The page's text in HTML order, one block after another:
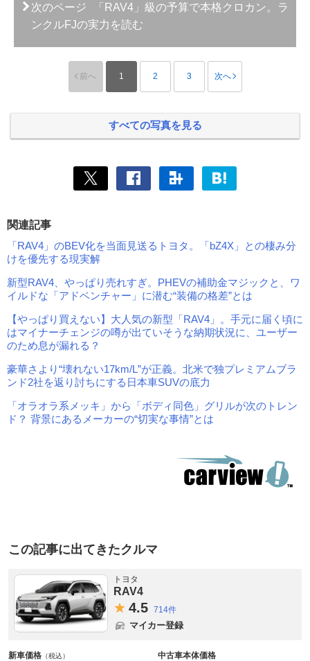
次のページ
「RAV4」級の予算で本格クロカン。ラ
ンクルFJの実力を読む
前へ 1 2 3 次へ
すべての写真を見る
関連記事
「RAV4」のBEV化を当面見送るトヨタ。「bZ4X」との棲み分
けを優先する現実解
新型RAV4、やっぱり売れすぎ。PHEVの補助金マジックと、ワ
イルドな「アドベンチャー」に潜む“装備の格差”とは
【やっぱり買えない】大人気の新型「RAV4」。手元に届く頃に
はマイナーチェンジの噂が出ていそうな納期状況に、ユーザー
のため息が漏れる？
豪華さより“壊れない17km/L”が正義。北米で独プレミアムブラ
ンド2社を返り討ちにする日本車SUVの底力
「オラオラ系メッキ」から「ボディ同色」グリルが次のトレン
ド？ 背景にあるメーカーの“切実な事情”とは
この記事に出てきたクルマ
トヨタ
RAV4
4.5 714件
マイカー登録
新車価格 （税込） 中古車本体価格